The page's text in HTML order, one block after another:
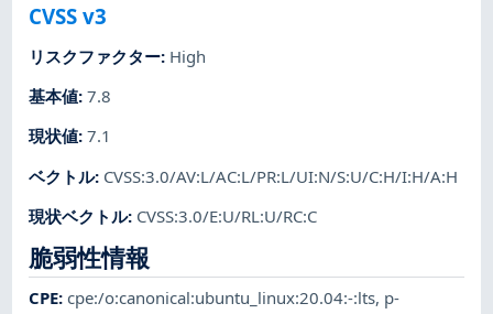
CVSS v3
リスクファクター: High
基本値:7.8
現状値:7.1
ベクトル: CVSS:3.0/AV:L/AC:L/PR:L/UI:N/S:U/C:H/I:H/A:H
現状ベクトル: CVSS:3.0/E:U/RL:U/RC:C
脆弱性情報
CPE:cpe:/o:canonical:ubuntu_linux:20.04:-:lts, p-